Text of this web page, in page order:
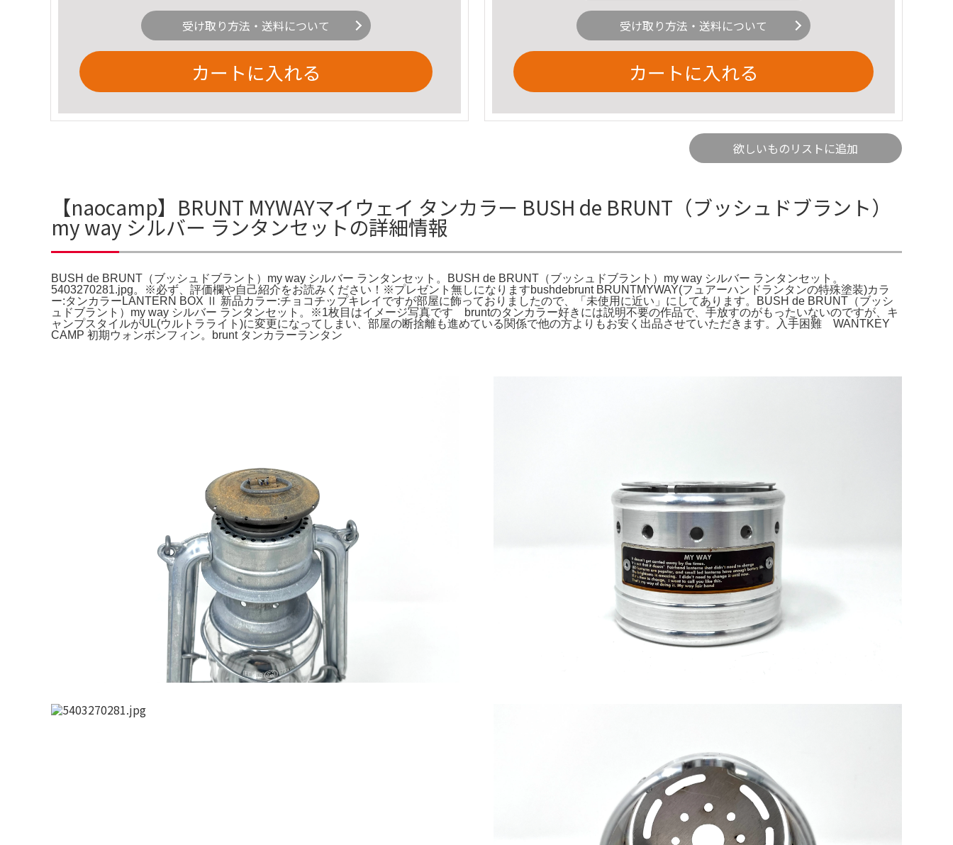
受け取り方法・送料について
カートに入れる
受け取り方法・送料について
カートに入れる
欲しいものリストに追加
【naocamp】BRUNT MYWAYマイウェイ タンカラー BUSH de BRUNT（ブッシュドブラント）
my way シルバー ランタンセットの詳細情報
BUSH de BRUNT（ブッシュドブラント）my way シルバー ランタンセット。BUSH de BRUNT（ブッシュドブラント）my way シルバー ランタンセット。
5403270281.jpg。※必ず、評価欄や自己紹介をお読みください！※プレゼント無しになりますbushdebrunt BRUNTMYWAY(フュアーハンドランタンの特殊塗装)カラ
ー:タンカラーLANTERN BOX Ⅱ 新品カラー:チョコチップキレイですが部屋に飾っておりましたので、「未使用に近い」にしてあります。BUSH de BRUNT（ブッシ
ュドブラント）my way シルバー ランタンセット。※1枚目はイメージ写真です bruntのタンカラー好きには説明不要の作品で、手放すのがもったいないのですが、キ
ャンプスタイルがUL(ウルトラライト)に変更になってしまい、部屋の断捨離も進めている関係で他の方よりもお安く出品させていただきます。入手困難 WANTKEY
CAMP 初期ウォンボンフィン。brunt タンカラーランタン